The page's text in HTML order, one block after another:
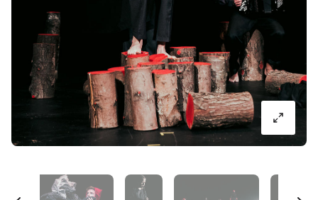
Wolf oder Rotkäppchens
Entscheidung aus dem Bauch heraus
Do. 17.12.2026
10:30–11:30 Uhr
Tickets